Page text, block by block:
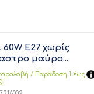
60W Ε27 χωρίς
μαύρο...
/ Παράδoση 1 έως